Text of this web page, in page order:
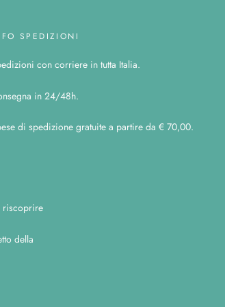
SPEDIZIONI
con corriere in tutta Italia.
in 24/48h.
di spedizione gratuite a partire da € 70,00.
riscoprire
della